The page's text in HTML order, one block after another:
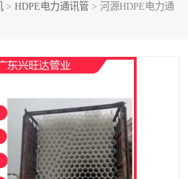
> HDPE电力通讯管 > 河源HDPE电力通
HDPE电力通讯管
MPP电力通信管
联塑PPR管
联塑家装红蓝线管